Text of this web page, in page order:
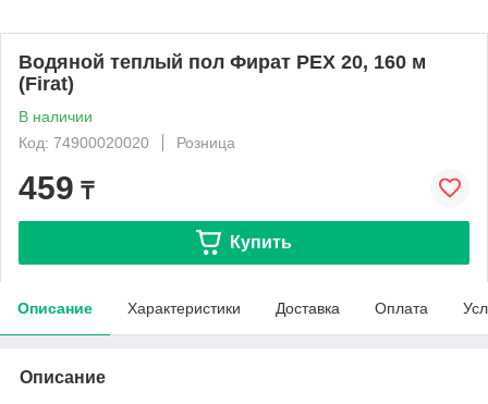
Водяной теплый пол Фират PEX 20, 160 м
(Firat)
В наличии
Код: 74900020020
Розница
459 ₸
Купить
Описание Характеристики Доставка Оплата
Описание